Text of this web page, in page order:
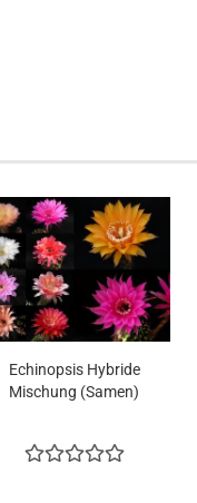
Echinopsis Hybride
Mischung (Samen)